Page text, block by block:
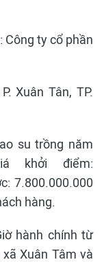
Công ty cổ phần
Xuân Tân, TP.
su trồng năm
khởi điểm:
7.800.000.000
hàng.
hành chính từ
Xuân Tâm và